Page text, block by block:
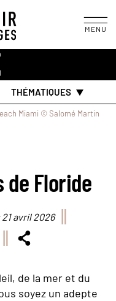
MENU
THÉMATIQUES
Miami © Salomé Martin
de Floride
avril 2026
de la mer et du
soyez un adepte